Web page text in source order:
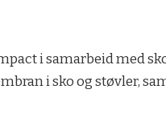
i samarbeid med
i sko og støvler,